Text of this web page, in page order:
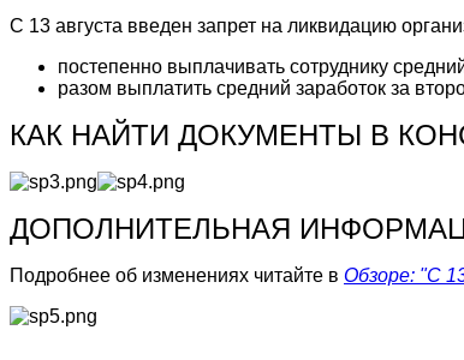
С 13 августа введен запрет на ликвидацию
постепенно выплачивать сотруднику
разом выплатить средний заработок за
КАК НАЙТИ ДОКУМЕНТЫ В
ДОПОЛНИТЕЛЬНАЯ
Подробнее об изменениях читайте в Обзоре: "С